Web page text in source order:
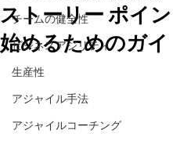
チームの健全性
ビジネスアジリティ
生産性
アジャイル手法
アジャイルコーチング
ストーリー ポイン
始めるためのガイ